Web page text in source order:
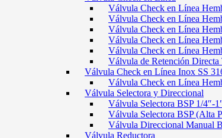
Válvula Check en Línea
Válvula Check en Línea
Válvula Check en Línea
Válvula Check en Línea
Válvula Check en Línea
Válvula de Retención Directa
Válvula Check en Línea Inox SS
Válvula Check en Línea
Válvula Selectora y Direccional
Válvula Selectora BSP 1/4″-
Válvula Selectora BSP (Alta
Válvula Direccional Manual
Válvula Reductora